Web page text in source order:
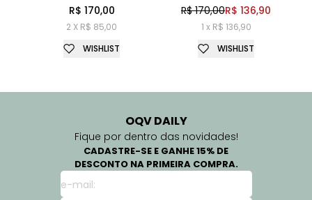
R$ 170,00
2 X R$ 85,00
WISHLIST
R$ 170,00R$ 136,90
1 x R$ 136,90
WISHLIST
OQV DAILY
Fique por dentro das novidades!
CADASTRE-SE E GANHE 15% DE
DESCONTO NA PRIMEIRA COMPRA.